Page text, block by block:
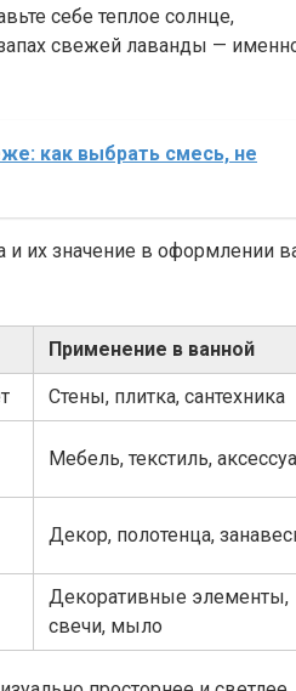
себе теплое солнце,
свежей лаванды —
как выбрать смесь, не
и их значение в оформлении
Применение в ванной
Стены, плитка, сантехника
Мебель, текстиль,
Декор, полотенца,
Декоративные элементы,
свечи, мыло